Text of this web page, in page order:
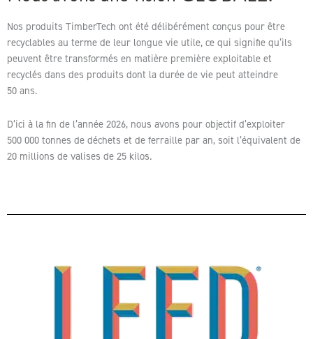
Nos produits TimberTech ont été délibérément conçus pour être
recyclables au terme de leur longue vie utile, ce qui signifie qu’ils
peuvent être transformés en matière première exploitable et
recyclés dans des produits dont la durée de vie peut atteindre
50 ans.
D’ici à la fin de l’année 2026, nous avons pour objectif d’exploiter
500 000 tonnes de déchets et de ferraille par an, soit l’équivalent de
20 millions de valises de 25 kilos.